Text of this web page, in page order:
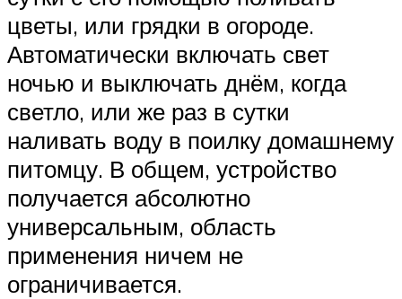
цветы, или грядки в огороде.
Автоматически включать свет
ночью и выключать днём, когда
светло, или же раз в сутки
наливать воду в поилку домашнему
питомцу. В общем, устройство
получается абсолютно
универсальным, область
применения ничем не
ограничивается.